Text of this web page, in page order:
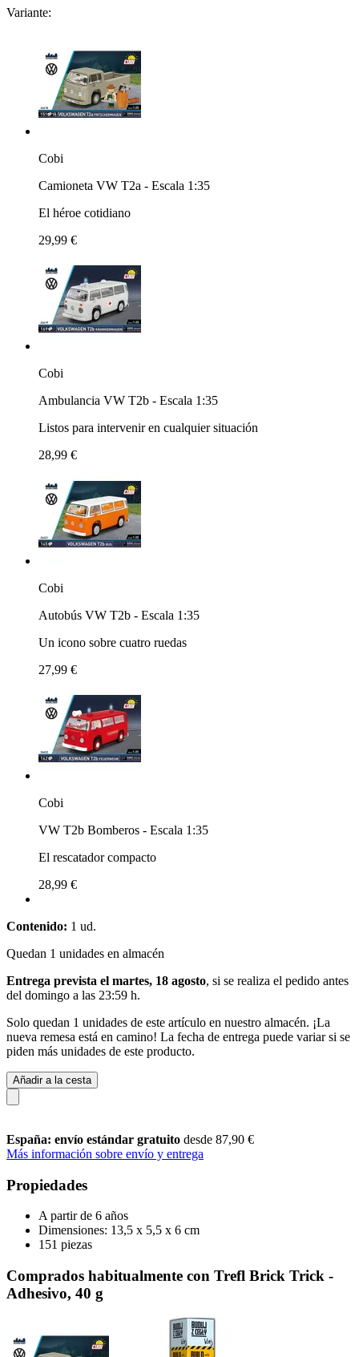
Variante:
Cobi
Camioneta VW T2a - Escala 1:35
El héroe cotidiano
29,99 €
Cobi
Ambulancia VW T2b - Escala 1:35
Listos para intervenir en cualquier situación
28,99 €
Cobi
Autobús VW T2b - Escala 1:35
Un icono sobre cuatro ruedas
27,99 €
Cobi
VW T2b Bomberos - Escala 1:35
El rescatador compacto
28,99 €
Contenido: 1 ud.
Quedan 1 unidades en almacén
Entrega prevista el martes, 18 agosto, si se realiza el pedido antes
del domingo a las 23:59 h.
Solo quedan 1 unidades de este artículo en nuestro almacén. ¡La
nueva remesa está en camino! La fecha de entrega puede variar si se
piden más unidades de este producto.
Añadir a la cesta
España: envío estándar gratuito desde 87,90 €
Más información sobre envío y entrega
Propiedades
A partir de 6 años
Dimensiones: 13,5 x 5,5 x 6 cm
151 piezas
Comprados habitualmente con Trefl Brick Trick -
Adhesivo, 40 g